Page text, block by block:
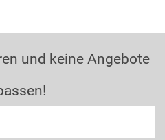
und keine Angebote